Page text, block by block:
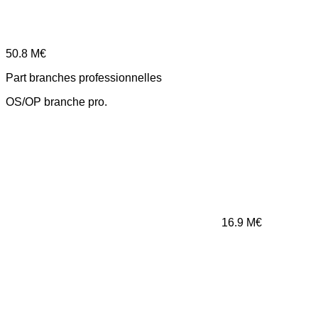
50.8 M€
Part branches professionnelles
OS/OP branche pro.
16.9 M€